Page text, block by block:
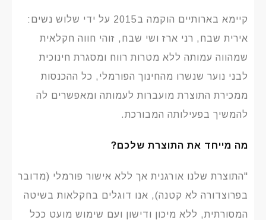
קיימא בארותיים הוקמה ב2015 על ידי שלוש נשים:
אירית שבח, רני ארז ושי שבח, זוהי חווה חקלאית
שמהווה עמותה ללא מטרות רווח ומסגרת חינוכית
לבני נוער שנשרו מהחינוך הפורמלי, כל ההכנסות
ממכירת התוצרת מועברות לעמותה ומאפשרים לה
להמשיך בפעילותה המבורכת.
מה מייחד את התוצרת שלכם?
"התוצרת שלנו אורגנית אך ללא אישור פורמלי (מדובר
בפרוצדורה לא קטנה), אנו דוגלים בחקלאות בשיטה
המסורתית, ללא מיכון ודישון ועם שימוש מועט ככל